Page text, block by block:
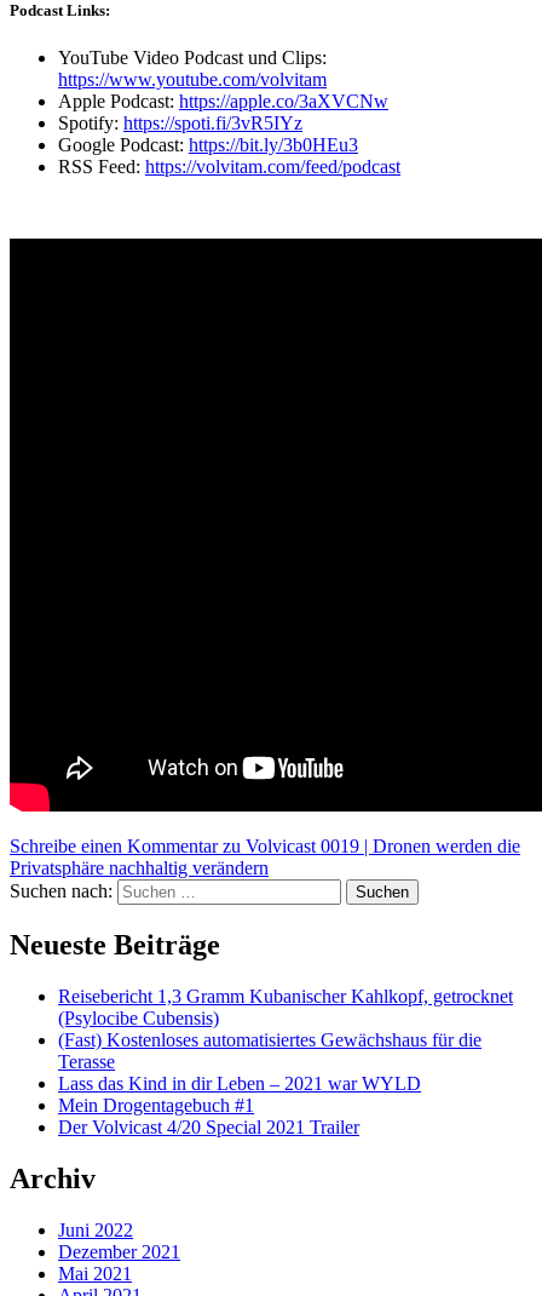
Podcast Links:
YouTube Video Podcast und Clips:
https://www.youtube.com/volvitam
Apple Podcast: https://apple.co/3aXVCNw
Spotify: https://spoti.fi/3vR5IYz
Google Podcast: https://bit.ly/3b0HEu3
RSS Feed: https://volvitam.com/feed/podcast
Schreibe einen Kommentarzu Volvicast 0019 | Dronen werden die
Privatsphäre nachhaltig verändern
Suchen nach:
Suchen
Neueste Beiträge
Reisebericht 1,3 Gramm Kubanischer Kahlkopf, getrocknet
(Psylocibe Cubensis)
(Fast) Kostenloses automatisiertes Gewächshaus für die
Terasse
Lass das Kind in dir Leben – 2021 war WYLD
Mein Drogentagebuch #1
Der Volvicast 4/20 Special 2021 Trailer
Archiv
Juni 2022
Dezember 2021
Mai 2021